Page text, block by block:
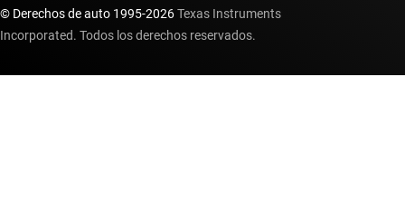
© Derechos de auto 1995-2026Texas Instruments
Incorporated. Todos los derechos reservados.